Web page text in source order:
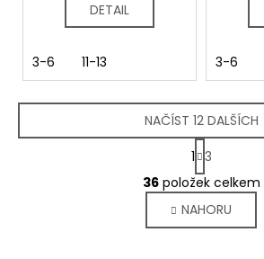
DETAIL
3-6 11-13 3-6
O
v
l
á
NAČÍST 12 DALŠÍCH
S
t
r
á
n
k
1 3
36položek celkem
NAHORU